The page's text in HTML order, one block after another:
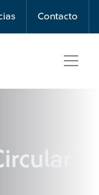
Contacto